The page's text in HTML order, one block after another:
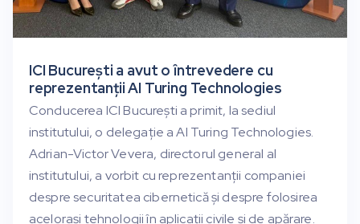
ICI București a avut o întrevedere cu
reprezentanții AI Turing Technologies
Conducerea ICI București a primit, la sediul
institutului, o delegație a AI Turing Technologies.
Adrian-Victor Vevera, directorul general al
institutului, a vorbit cu reprezentanții companiei
despre securitatea cibernetică și despre folosirea
acelorași tehnologii în aplicații civile și de apărare.